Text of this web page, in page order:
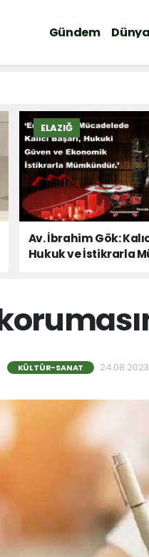
Gündem Dünya
ELAZIĞ
Av. İbrahim Gök:
Hukuk ve İstikrarla
KÜLTÜR-SANAT